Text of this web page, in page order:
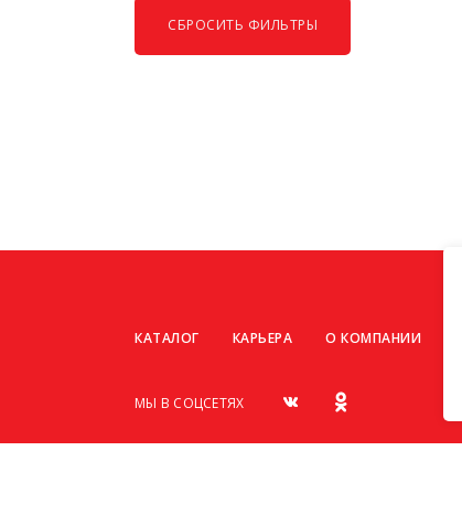
СБРОСИТЬ ФИЛЬТРЫ
КАТАЛОГ КАРЬЕРА О КОМПАНИИ
МЫ В СОЦСЕТЯХ